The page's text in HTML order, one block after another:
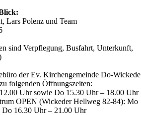
Lars Polenz und Team
sind Verpflegung, Busfahrt, Unterkunft,
der Ev. Kirchengemeinde Do-Wickede
folgenden Öffnungszeiten:
Uhr sowie Do 15.30 Uhr – 18.00 Uhr
OPEN (Wickeder Hellweg 82-84): Mo
16.30 Uhr – 21.00 Uhr